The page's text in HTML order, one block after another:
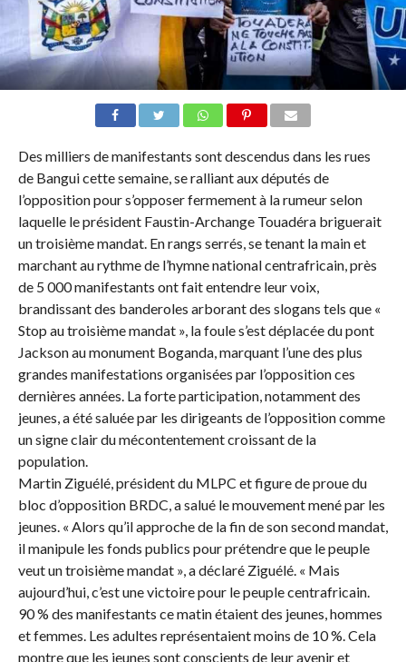
Des milliers de manifestants sont descendus dans les rues
de Bangui cette semaine, se ralliant aux députés de
l’opposition pour s’opposer fermement à la rumeur selon
laquelle le président Faustin-Archange Touadéra briguerait
un troisième mandat. En rangs serrés, se tenant la main et
marchant au rythme de l’hymne national centrafricain, près
de 5 000 manifestants ont fait entendre leur voix,
brandissant des banderoles arborant des slogans tels que «
Stop au troisième mandat », la foule s’est déplacée du pont
Jackson au monument Boganda, marquant l’une des plus
grandes manifestations organisées par l’opposition ces
dernières années. La forte participation, notamment des
jeunes, a été saluée par les dirigeants de l’opposition comme
un signe clair du mécontentement croissant de la
population.
Martin Ziguélé, président du MLPC et figure de proue du
bloc d’opposition BRDC, a salué le mouvement mené par les
jeunes. « Alors qu’il approche de la fin de son second mandat,
il manipule les fonds publics pour prétendre que le peuple
veut un troisième mandat », a déclaré Ziguélé. « Mais
aujourd’hui, c’est une victoire pour le peuple centrafricain.
90 % des manifestants ce matin étaient des jeunes, hommes
et femmes. Les adultes représentaient moins de 10 %. Cela
montre que les jeunes sont conscients de leur avenir et